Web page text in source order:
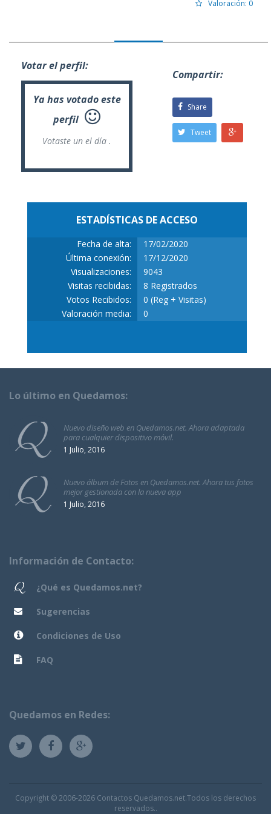
Valoración: 0
Votar el perfil:
Ya has votado este
perfil
Votaste un el día .
Compartir:
Share
Tweet
ESTADÍSTICAS DE ACCESO
Fecha de alta:
17/02/2020
Última conexión:
17/12/2020
Visualizaciones:
9043
Visitas recibidas:
8 Registrados
Votos Recibidos:
0 (Reg + Visitas)
Valoración media:
0
Lo último en Quedamos:
Nuevo diseño web en Quedamos.net. Ahora adaptada
para cualquier dispositivo móvil.
1 Julio, 2016
Nuevo álbum de Fotos en Quedamos.net. Ahora tus fotos
mejor gestionada con la nueva app
1 Julio, 2016
Información de Contacto:
¿Qué es Quedamos.net?
Sugerencias
Condiciones de Uso
FAQ
Quedamos en Redes:
Copyright © 2006-2026 Contactos Quedamos.net.Todos los derechos
reservados..